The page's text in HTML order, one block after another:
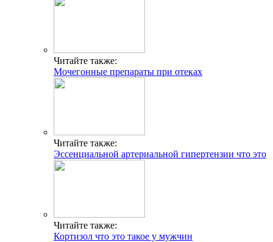
Читайте также:
Мочегонные препараты при отеках
Читайте также:
Эссенциальной артериальной гипертензии что это
Читайте также:
Кортизол что это такое у мужчин